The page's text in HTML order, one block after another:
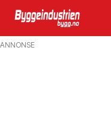
Emne:
ANNONSE